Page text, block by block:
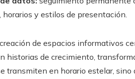
y estilos de presentación.
de espacios informativos
historias de crecimiento,
transmiten en horario estelar,